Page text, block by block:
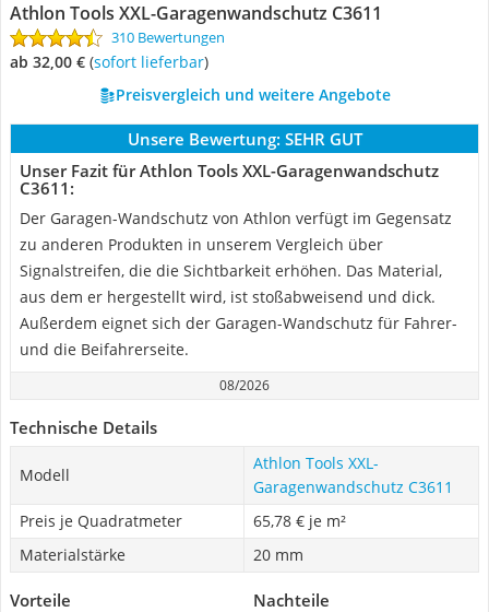
Athlon Tools XXL-Garagenwandschutz C3611
310 Bewertungen
ab 32,00 € ( Sofort lieferbar)
Preisvergleich und weitere Angebote
Unsere Bewertung: SEHR GUT
Unser Fazit für Athlon Tools XXL-Garagenwandschutz
C3611:
Der Garagen-Wandschutz von Athlon verfügt im Gegensatz
zu anderen Produkten in unserem Vergleich über
Signalstreifen, die die Sichtbarkeit erhöhen. Das Material,
aus dem er hergestellt wird, ist stoßabweisend und dick.
Außerdem eignet sich der Garagen-Wandschutz für Fahrer-
und die Beifahrerseite.
08/2026
Technische Details
Modell
Athlon Tools XXL-
Garagenwandschutz C3611
Preis je Quadratmeter
65,78 € je m²
Materialstärke
20 mm
Vorteile Nachteile